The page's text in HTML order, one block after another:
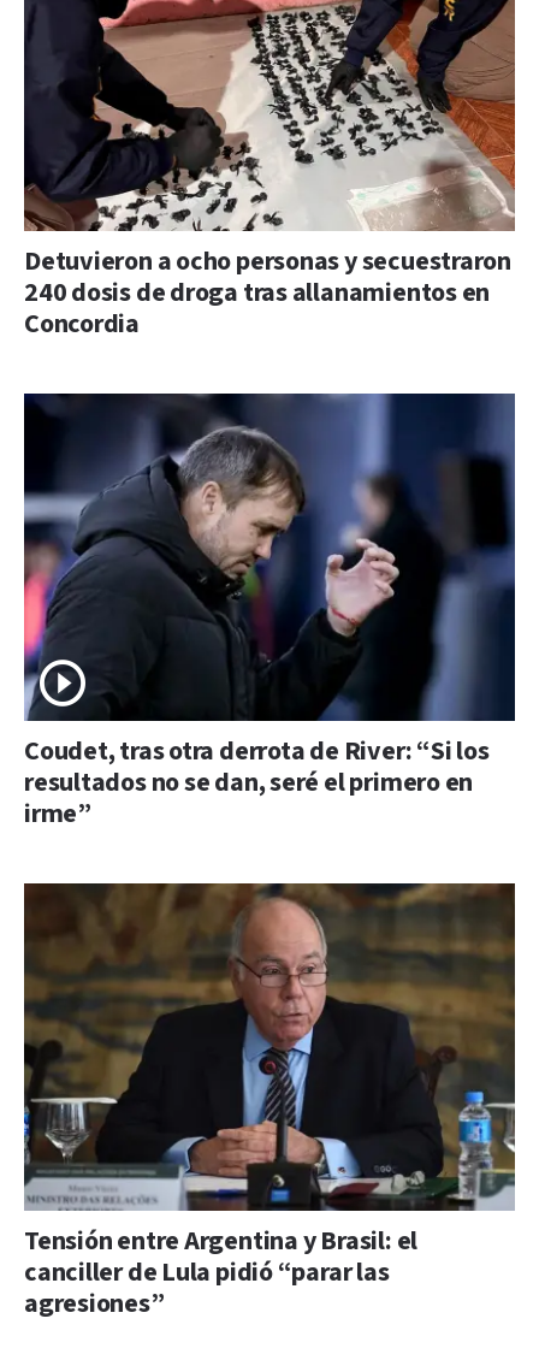
Detuvieron a ocho personas y secuestraron
240 dosis de droga tras allanamientos en
Concordia
Coudet, tras otra derrota de River: “Si los
resultados no se dan, seré el primero en
irme”
Tensión entre Argentina y Brasil: el
canciller de Lula pidió “parar las
agresiones”